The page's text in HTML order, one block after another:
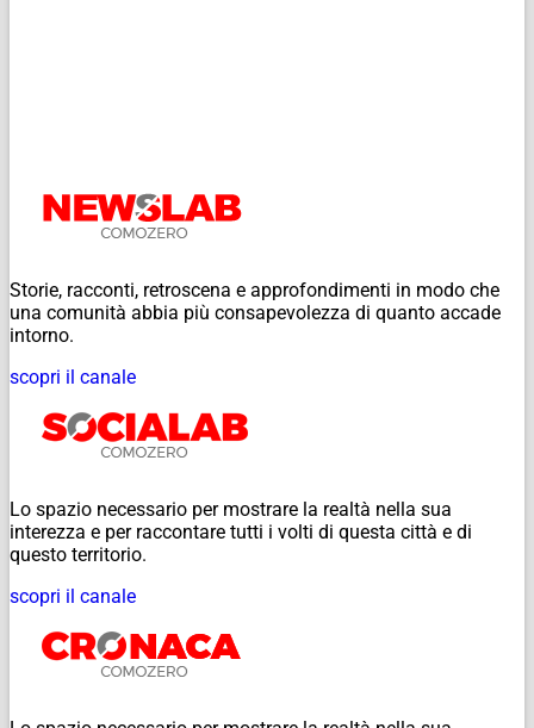
Storie, racconti, retroscena e approfondimenti in modo che
una comunità abbia più consapevolezza di quanto accade
intorno.
scopri il canale
Lo spazio necessario per mostrare la realtà nella sua
interezza e per raccontare tutti i volti di questa città e di
questo territorio.
scopri il canale